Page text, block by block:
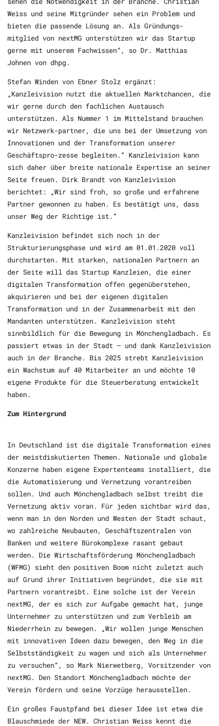
Weiss und seine Mitgründer sehen ein Problem und
bieten die passende Lösung an. Als Gründungs-
mitglied von nextMG unterstützen wir das Startup
gerne mit unserem Fachwissen“, so Dr. Matthias
Johnen von dhpg.
Stefan Winden von Ebner Stolz ergänzt:
„Kanzleivision nutzt die aktuellen Marktchancen, die
wir gerne durch den fachlichen Austausch
unterstützen. Als Nummer 1 im Mittelstand brauchen
wir Netzwerk-partner, die uns bei der Umsetzung von
Innovationen und der Transformation unserer
Geschäftspro-zesse begleiten.“ Kanzleivision kann
sich daher über breite nationale Expertise an seiner
Seite freuen. Dirk Brandt von Kanzleivision
berichtet: „Wir sind froh, so große und erfahrene
Partner gewonnen zu haben. Es bestätigt uns, dass
unser Weg der Richtige ist.“
Kanzleivision befindet sich noch in der
Strukturierungsphase und wird am 01.01.2020 voll
durchstarten. Mit starken, nationalen Partnern an
der Seite will das Startup Kanzleien, die einer
digitalen Transformation offen gegenüberstehen,
akquirieren und bei der eigenen digitalen
Transformation und in der Zusammenarbeit mit den
Mandanten unterstützen. Kanzleivision steht
sinnbildlich für die Bewegung in Mönchengladbach. Es
passiert etwas in der Stadt – und dank Kanzleivision
auch in der Branche. Bis 2025 strebt Kanzleivision
ein Wachstum auf 40 Mitarbeiter an und möchte 10
eigene Produkte für die Steuerberatung entwickelt
haben.
Zum Hintergrund
In Deutschland ist die digitale Transformation eines
der meistdiskutierten Themen. Nationale und globale
Konzerne haben eigene Expertenteams installiert, die
die Automatisierung und Vernetzung vorantreiben
sollen. Und auch Mönchengladbach selbst treibt die
Vernetzung aktiv voran. Für jeden sichtbar wird das,
wenn man in den Norden und Westen der Stadt schaut,
wo zahlreiche Neubauten, Geschäftszentralen von
Banken und weitere Bürokomplexe rasant gebaut
werden. Die Wirtschaftsförderung Mönchengladbach
(WFMG) sieht den positiven Boom nicht zuletzt auch
auf Grund ihrer Initiativen begründet, die sie mit
Partnern vorantreibt. Eine solche ist der Verein
nextMG, der es sich zur Aufgabe gemacht hat, junge
Unternehmer zu unterstützen und zum Verbleib am
Niederrhein zu bewegen. „Wir wollen junge Menschen
mit innovativen Ideen dazu bewegen, den Weg in die
Selbstständigkeit zu wagen und sich als Unternehmer
zu versuchen“, so Mark Nierwetberg, Vorsitzender von
nextMG. Den Standort Mönchengladbach möchte der
Verein fördern und seine Vorzüge herausstellen.
Ein großes Faustpfand bei dieser Idee ist etwa die
Blauschmiede der NEW. Christian Weiss kennt die